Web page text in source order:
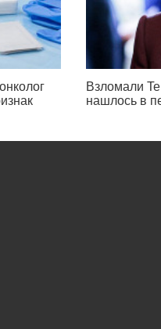
Взломали
нашлось в